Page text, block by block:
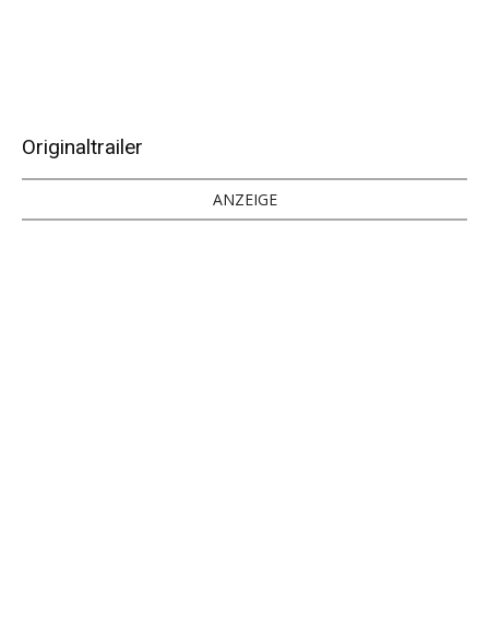
Originaltrailer
ANZEIGE